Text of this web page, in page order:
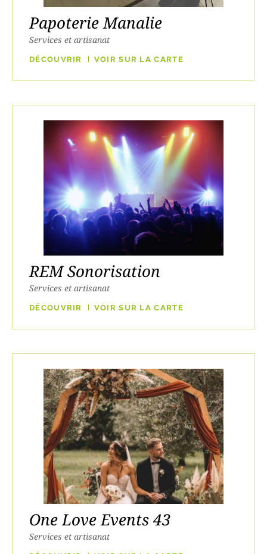
Papoterie Manalie
Services et artisanat
DÉCOUVRIR VOIR SUR LA CARTE
REM Sonorisation
Services et artisanat
DÉCOUVRIR VOIR SUR LA CARTE
One Love Events 43
Services et artisanat